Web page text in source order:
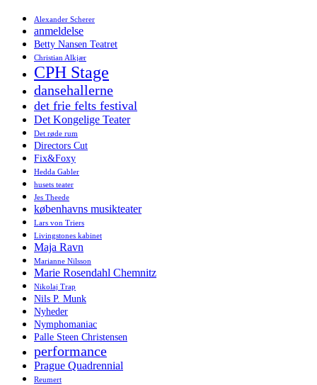
Alexander Scherer
anmeldelse
Betty Nansen Teatret
Christian Alkjær
CPH Stage
dansehallerne
det frie felts festival
Det Kongelige Teater
Det røde rum
Directors Cut
Fix&Foxy
Hedda Gabler
husets teater
Jes Theede
københavns musikteater
Lars von Triers
Livingstones kabinet
Maja Ravn
Marianne Nilsson
Marie Rosendahl Chemnitz
Nikolaj Trap
Nils P. Munk
Nyheder
Nymphomaniac
Palle Steen Christensen
performance
Prague Quadrennial
Reumert